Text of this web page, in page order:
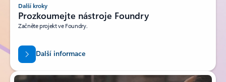
Další kroky
Prozkoumejte nástroje Foundry
Začněte projekt ve Foundry.
Další informace